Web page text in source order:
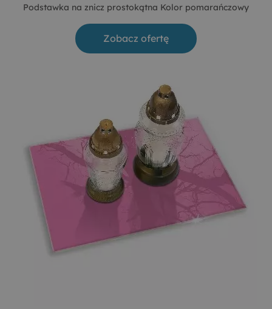
Podstawka na znicz prostokątna Kolor pomarańczowy
Zobacz ofertę